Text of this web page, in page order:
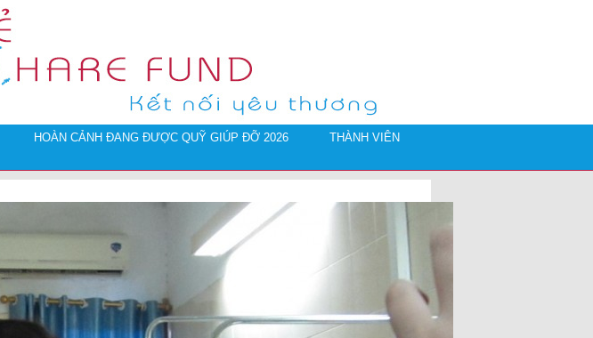
HOÀN CẢNH ĐANG ĐƯỢC QUỸ GIÚP ĐỠ 2026
THÀNH VIÊN